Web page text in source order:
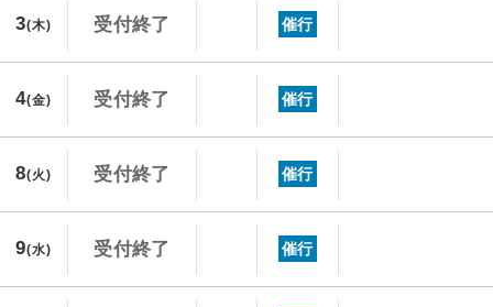
3(木) 受付終了 催行
4(金) 受付終了 催行
8(火) 受付終了 催行
9(水) 受付終了 催行